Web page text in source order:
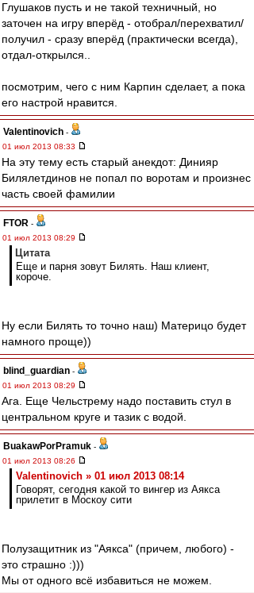
Глушаков пусть и не такой техничный, но
заточен на игру вперёд - отобрал/перехватил/
получил - сразу вперёд (практически всегда),
отдал-открылся..
посмотрим, чего с ним Карпин сделает, а пока
его настрой нравится.
Valentinovich -
01 июл 2013 08:33
На эту тему есть старый анекдот: Динияр
Билялетдинов не попал по воротам и произнес
часть своей фамилии
FTOR -
01 июл 2013 08:29
Цитата
Еще и парня зовут Билять. Наш клиент,
короче.
Ну если Билять то точно наш) Материцо будет
намного проще))
blind_guardian -
01 июл 2013 08:29
Ага. Еще Чельстрему надо поставить стул в
центральном круге и тазик с водой.
BuakawPorPramuk -
01 июл 2013 08:26
Valentinovich » 01 июл 2013 08:14
Говорят, сегодня какой то вингер из Аякса
прилетит в Москоу сити
Полузащитник из "Аякса" (причем, любого) -
это страшно :)))
Мы от одного всё избавиться не можем.